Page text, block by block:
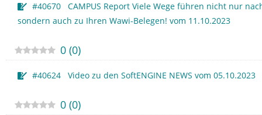
#40670 CAMPUS Report Viele Wege führen nicht nur
sondern auch zu Ihren Wawi-Belegen! vom 11.10.2023
0 (0)
#40624 Video zu den SoftENGINE NEWS vom 05.10.2023
0 (0)